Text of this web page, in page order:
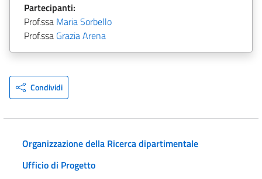
Partecipanti:
Prof.ssa Maria Sorbello
Prof.ssa Grazia Arena
Condividi
Organizzazione della Ricerca dipartimentale
Ufficio di Progetto